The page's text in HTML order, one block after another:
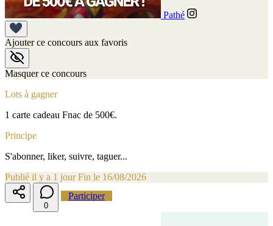
Pathé
Ajouter ce concours aux favoris
Masquer ce concours
Lots à gagner
1 carte cadeau Fnac de 500€.
Principe
S'abonner, liker, suivre, taguer...
Publié il y a 1 jour Fin le 16/08/2026
0
Participer